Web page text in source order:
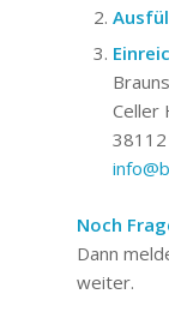
Celler
38112
Noch
Dann
weiter.